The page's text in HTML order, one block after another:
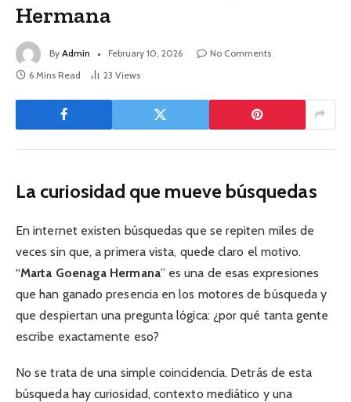
Hermana
By Admin February 10, 2026
No Comments
6 Mins Read
23 Views
La curiosidad que mueve búsquedas
En internet existen búsquedas que se repiten miles de
veces sin que, a primera vista, quede claro el motivo.
“Marta Goenaga Hermana” es una de esas expresiones
que han ganado presencia en los motores de búsqueda y
que despiertan una pregunta lógica: ¿por qué tanta gente
escribe exactamente eso?
No se trata de una simple coincidencia. Detrás de esta
búsqueda hay curiosidad, contexto mediático y una